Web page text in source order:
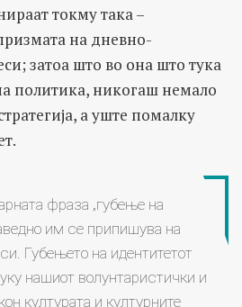
токму така –
на дневно-
затоа што во она што тука
политика, никогаш немало
а уште помалку
фраза „губење на
им се припишува на
Губењето на идентитетот
нашиот волунтаристички и
културата и културните